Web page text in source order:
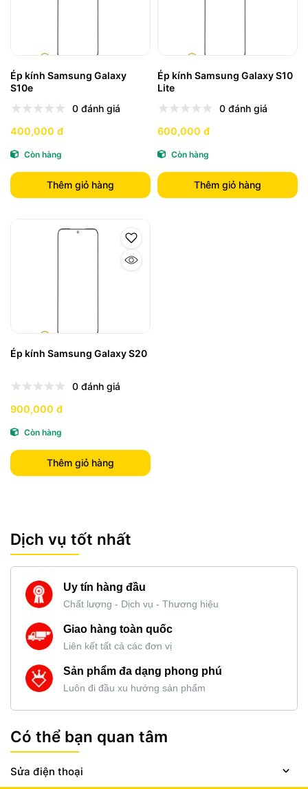
Ép kính Samsung Galaxy
S10e
0 đánh giá
400,000 đ
Còn hàng
Thêm giỏ hàng
Ép kính Samsung Galaxy S10
Lite
0 đánh giá
600,000 đ
Còn hàng
Thêm giỏ hàng
Ép kính Samsung Galaxy S20
0 đánh giá
900,000 đ
Còn hàng
Thêm giỏ hàng
Dịch vụ tốt nhất
Uy tín hàng đầu
Chất lượng - Dịch vụ - Thương hiệu
Giao hàng toàn quốc
Liên kết tất cả các đơn vị
Sản phẩm đa dạng phong phú
Luôn đi đầu xu hướng sản phẩm
Có thể bạn quan tâm
Sửa điện thoại